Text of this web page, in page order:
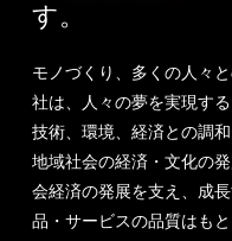
す。
モノづくり、多くの人々
社は、人々の夢を実現す
技術、環境、経済との調
地域社会の経済・文化の
会経済の発展を支え、成
品・サービスの品質はも